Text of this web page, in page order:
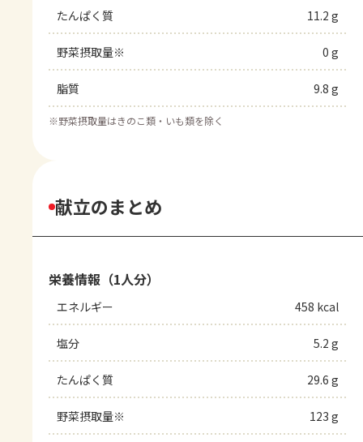
たんぱく質 11.2 g
野菜摂取量※ 0 g
脂質 9.8 g
※野菜摂取量はきのこ類・いも類を除く
献立のまとめ
栄養情報（1人分）
エネルギー 458 kcal
塩分 5.2 g
たんぱく質 29.6 g
野菜摂取量※ 123 g